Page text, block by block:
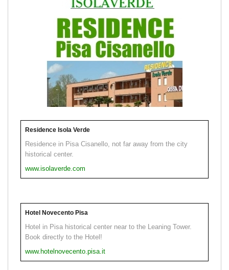
Residence Isola Verde
Residence in Pisa Cisanello, not far away from the city
historical center.
www.isolaverde.com
Hotel Novecento Pisa
Hotel in Pisa historical center near to the Leaning Tower.
Book directly to the Hotel!
www.hotelnovecento.pisa.it